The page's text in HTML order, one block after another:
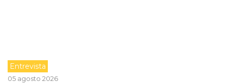
Entrevista
05 agosto 2026